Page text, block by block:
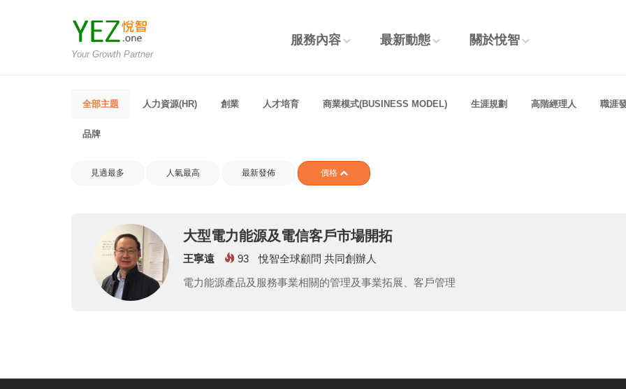
Your Growth Partner
服務內容 最新動態 關於悅智
全部主題 人力資源(HR) 創業 人才培育 商業模式(BUSINESS MODEL) 生涯規劃 高階經理人 職涯
品牌
見過最多 人氣最高 最新發佈 價格
大型電力能源及電信客戶市場開拓
王寧遠 93
悅智全球顧問 共同創辦人
電力能源產品及服務事業相關的管理及事業拓展、客戶管理